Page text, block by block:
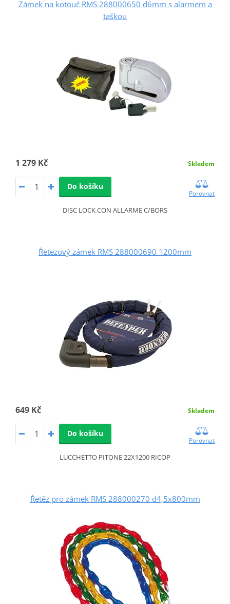
Zámek na kotouč RMS 288000650 d6mm s alarmem a
taškou
1 279 Kč Skladem
Do košíku
Porovnat
DISC LOCK CON ALLARME C/BORS
Řetezový zámek RMS 288000690 1200mm
649 Kč Skladem
Do košíku
Porovnat
LUCCHETTO PITONE 22X1200 RICOP
Řetěz pro zámek RMS 288000270 d4,5x800mm